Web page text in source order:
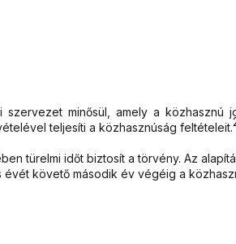
minősül, amely a közhasznú
teljesíti a közhasznúság feltételeit.
türelmi időt biztosít a törvény. Az
követő második év végéig a